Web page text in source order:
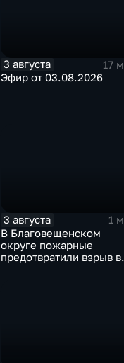
3 августа
17
Эфир от 03.08.2026
3 августа
1
В Благовещенском
округе пожарные
предотвратили взрыв в